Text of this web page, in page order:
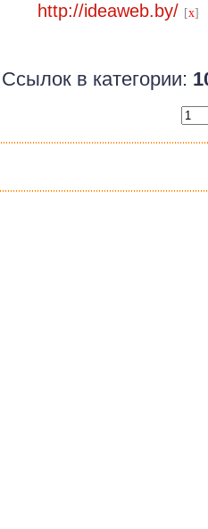
http://ideaweb.by/ [x]
Ссылок в категории: